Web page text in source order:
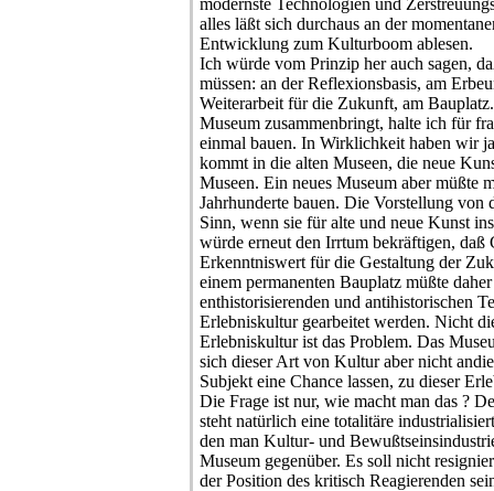
modernste Technologien und
alles läßt sich durchaus an der
Entwicklung zum Kulturboom ablesen.
Ich würde vom Prinzip her auch sagen,
müssen: an der Reflexionsbasis, am
Weiterarbeit für die Zukunft, am
Museum zusammenbringt, halte ich für
einmal bauen. In Wirklichkeit haben wir
kommt in die alten Museen, die neue
Museen. Ein neues Museum aber müßte
Jahrhunderte bauen. Die Vorstellung von
Sinn, wenn sie für alte und neue Kunst
würde erneut den Irrtum bekräftigen, daß
Erkenntniswert für die Gestaltung der
einem permanenten Bauplatz müßte
enthistorisierenden und antihistorischen
Erlebniskultur gearbeitet werden. Nicht
Erlebniskultur ist das Problem. Das
sich dieser Art von Kultur aber nicht
Subjekt eine Chance lassen, zu dieser
Die Frage ist nur, wie macht man das ?
steht natürlich eine totalitäre
den man Kultur- und
Museum gegenüber. Es soll nicht
der Position des kritisch Reagierenden